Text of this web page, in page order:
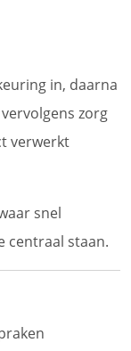
in, daarna
zorg
verwerkt
snel
centraal staan.